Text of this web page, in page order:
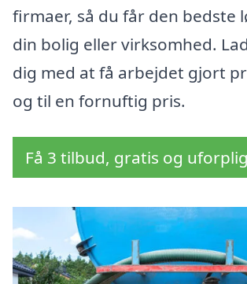
firmaer, så du får den bedste
din bolig eller virksomhed.
dig med at få arbejdet gjort
og til en fornuftig pris.
Få 3 tilbud, gratis og